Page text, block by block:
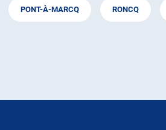
PONT-À-MARCQ RONCQ